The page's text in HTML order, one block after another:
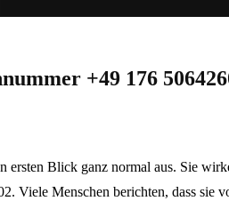
+49 176
ersten Blick ganz normal aus. Sie
Viele Menschen berichten, dass sie